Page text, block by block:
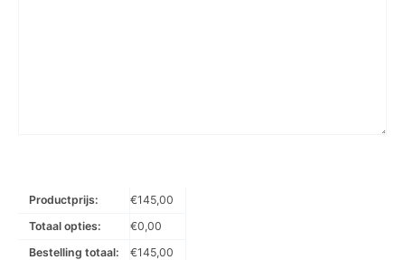
Productprijs: €145,00
Totaal opties:
€0,00
Bestelling totaal:
€145,00